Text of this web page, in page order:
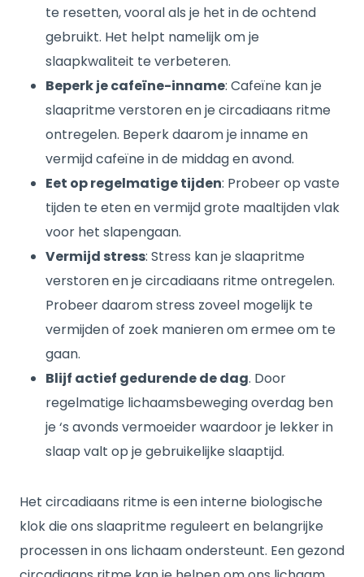
te resetten, vooral als je het in de ochtend
gebruikt. Het helpt namelijk om je
slaapkwaliteit te verbeteren.
Beperk je cafeïne-inname: Cafeïne kan je
slaapritme verstoren en je circadiaans ritme
ontregelen. Beperk daarom je inname en
vermijd cafeïne in de middag en avond.
Eet op regelmatige tijden: Probeer op vaste
tijden te eten en vermijd grote maaltijden vlak
voor het slapengaan.
Vermijd stress: Stress kan je slaapritme
verstoren en je circadiaans ritme ontregelen.
Probeer daarom stress zoveel mogelijk te
vermijden of zoek manieren om ermee om te
gaan.
Blijf actief gedurende de dag. Door
regelmatige lichaamsbeweging overdag ben
je ‘s avonds vermoeider waardoor je lekker in
slaap valt op je gebruikelijke slaaptijd.
Het circadiaans ritme is een interne biologische
klok die ons slaapritme reguleert en belangrijke
processen in ons lichaam ondersteunt. Een gezond